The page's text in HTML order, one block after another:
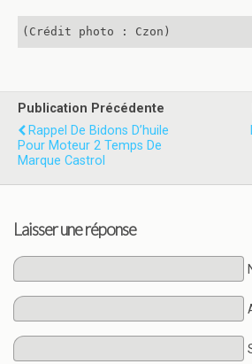
(Crédit photo : Czon)
Publication Précédente
Rappel De Bidons D’huile
Pour Moteur 2 Temps De
Marque Castrol
Laisser une réponse